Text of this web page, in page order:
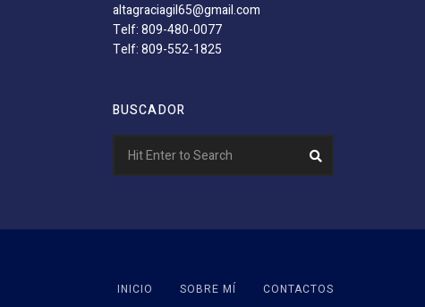
altagraciagil65@gmail.com
Telf: 809-480-0077
Telf: 809-552-1825
BUSCADOR
for:
INICIO SOBRE MÍ CONTACTOS